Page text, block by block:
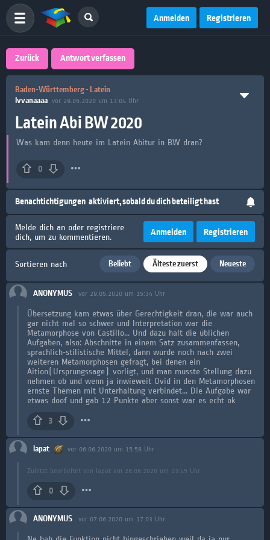
Anmelden Registrieren
Zurück Antwort verfassen
Baden-Württemberg - Latein
Ivvanaaaa vor 29.05.2020 um 13:04 Uhr
Latein Abi BW 2020
Was kam denn heute im Latein Abitur in BW dran?
0
Benachtichtigungen aktiviert, sobald du dich beteiligt hast
Melde dich an oder registriere
dich, um zu kommentieren.
Anmelden Registrieren
Sortieren nach Beliebt Älteste zuerst Neueste
ANONYMUS vor 29.05.2020 um 15:34 Uhr
Übersetzung kam etwas über Gerechtigkeit dran, die war auch
gar nicht mal so schwer und Interpretation war die
Metamorphose von Castillo... Und dazu halt die üblichen
Aufgaben, also: Abschnitte in einem Satz zusammenfassen,
sprachlich-stilistische Mittel, dann wurde noch nach zwei
weiteren Metamorphosen gefragt, bei denen ein
Aition(Ursprungssage) vorligt, und man musste Stellung dazu
nehmen ob und wenn ja inwieweit Ovid in den Metamorphosen
ernste Themen mit Unterhaltung verbindet... Die Aufgabe war
etwas doof und gab 12 Punkte aber sonst war es echt ok
3
lapat vor 06.06.2020 um 15:58 Uhr
Zuletzt bearbeitet von lapat am 26.06.2020 um 23:45 Uhr
0
ANONYMUS vor 07.06.2020 um 17:03 Uhr